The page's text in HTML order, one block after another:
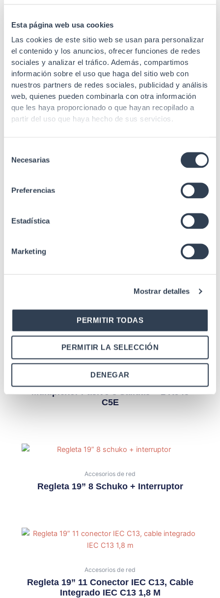
Esta página web usa cookies
Las cookies de este sitio web se usan para personalizar
el contenido y los anuncios, ofrecer funciones de redes
sociales y analizar el tráfico. Además, compartimos
información sobre el uso que haga del sitio web con
nuestros partners de redes sociales, publicidad y análisis
web, quienes pueden combinarla con otra información
que les haya proporcionado o que hayan recopilado a
partir del uso que haya hecho de sus servicios.
Necesarias
Preferencias
Estadística
Marketing
Mostrar detalles
PERMITIR TODAS
PERMITIR LA SELECCIÓN
DENEGAR
Contactos 8
Material cuerpo Policarbonato
Material de
contacto
Bronce fosforado
Para uso con
Estándares
Productos relacionados
Accesorios de cableado
Multiplexor Pasivo 8 Salidas + 1 RJ45
C5E
Accesorios de red
Regleta 19” 8 Schuko + Interruptor
Accesorios de red
Regleta 19” 11 Conector IEC C13, Cable
Integrado IEC C13 1,8 M